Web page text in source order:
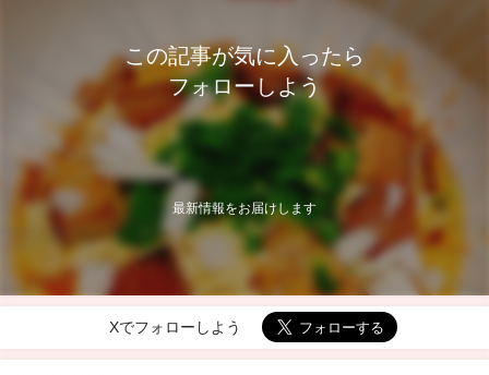
この記事が気に入ったら
フォローしよう
最新情報をお届けします
Xでフォローしよう